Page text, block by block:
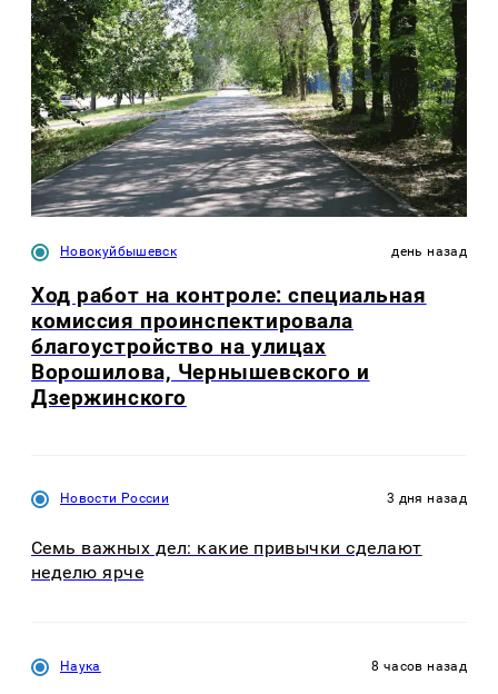
Новокуйбышевск день назад
Ход работ на контроле: специальная
комиссия проинспектировала
благоустройство на улицах
Ворошилова, Чернышевского и
Дзержинского
Новости России 3 дня назад
Семь важных дел: какие привычки сделают
неделю ярче
Наука 8 часов назад